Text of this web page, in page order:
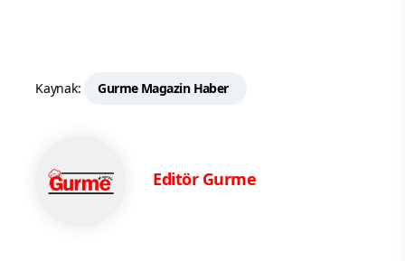
Kaynak: Gurme Magazin Haber
Editör Gurme